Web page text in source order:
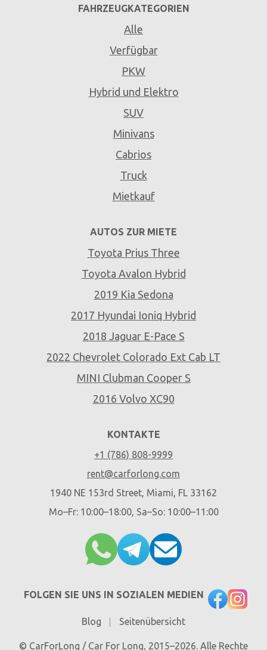
FAHRZEUGKATEGORIEN
Alle
Verfügbar
PKW
Hybrid und Elektro
SUV
Minivans
Cabrios
Truck
Mietkauf
AUTOS ZUR MIETE
Toyota Prius Three
Toyota Avalon Hybrid
2019 Kia Sedona
2017 Hyundai Ioniq Hybrid
2018 Jaguar E-Pace S
2022 Chevrolet Colorado Ext Cab LT
MINI Clubman Cooper S
2016 Volvo XC90
KONTAKTE
+1 (786) 808-9999
rent@carforlong.com
1940 NE 153rd Street, Miami, FL 33162
Mo–Fr: 10:00–18:00, Sa–So: 10:00–11:00
FOLGEN SIE UNS IN SOZIALEN MEDIEN
Blog Seitenübersicht
© CarForLong / Car For Long, 2015–2026. Alle Rechte